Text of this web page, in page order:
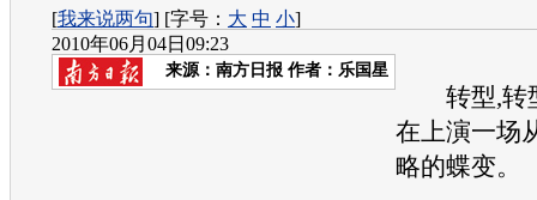
[我来说两句] [字号： 大 中 小]
2010年06月04日09:23
来源： 南方日报 作者：乐国星
转型,转
在上演一场
略的蝶变。